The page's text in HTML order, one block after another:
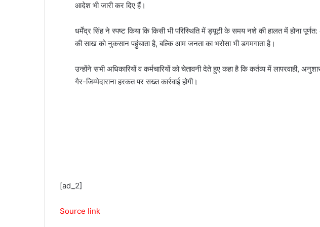
आदेश भी जारी कर दिए हैं।
धर्मेंद्र सिंह ने स्पष्ट किया कि किसी भी परिस्थिति में ड्यूटी के समय नशे की हालत में होना पूर्णत:
की साख को नुकसान पहुंचाता है, बल्कि आम जनता का भरोसा भी डगमगाता है।
उन्होंने सभी अधिकारियों व कर्मचारियों को चेतावनी देते हुए कहा है कि कर्तव्य में लापरवाही,
गैर-जिम्मेदाराना हरकत पर सख्त कार्रवाई होगी।
[ad_2]
Source link